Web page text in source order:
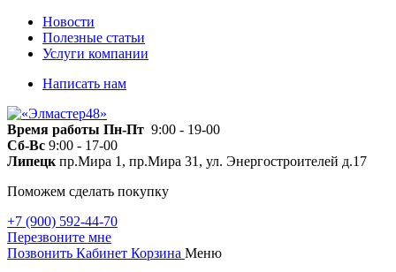
Новости
Полезные статьи
Услуги компании
Написать нам
Время работы Пн-Пт 9:00 - 19-00
Сб-Вс 9:00 - 17-00
Липецк пр.Мира 1, пр.Мира 31, ул. Энергостроителей д.17
Поможем сделать покупку
+7 (900) 592-44-70
Перезвоните мне
Позвонить Кабинет Корзина Меню